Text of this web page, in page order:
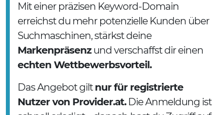
Mit einer präzisen Keyword-Domain
erreichst du mehr potenzielle Kunden über
Suchmaschinen, stärkst deine
Markenpräsenzund verschaffst dir einen
echten Wettbewerbsvorteil.
Das Angebot giltnur für registrierte
Nutzer von Provider.at.Die Anmeldung ist